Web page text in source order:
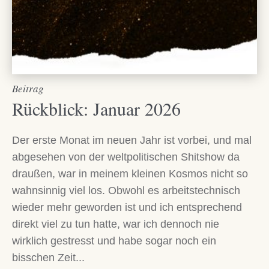
Beitrag
Rückblick: Januar 2026
Der erste Monat im neuen Jahr ist vorbei, und mal
abgesehen von der weltpolitischen Shitshow da
draußen, war in meinem kleinen Kosmos nicht so
wahnsinnig viel los. Obwohl es arbeitstechnisch
wieder mehr geworden ist und ich entsprechend
direkt viel zu tun hatte, war ich dennoch nie
wirklich gestresst und habe sogar noch ein
bisschen Zeit...